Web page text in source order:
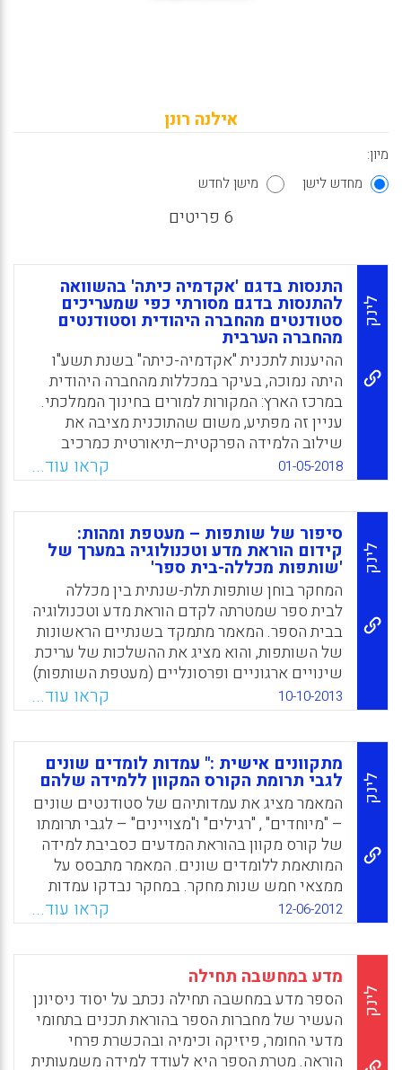
אילנה רונן
מיון:
מחדש לישן
מישן לחדש
6 פריטים
לינק
התנסות בדגם 'אקדמיה כיתה' בהשוואה
להתנסות בדגם מסורתי כפי שמעריכים
סטודנטים מהחברה היהודית וסטודנטים
מהחברה הערבית
ההיענות לתכנית "אקדמיה-כיתה" בשנת תשע"ו
היתה נמוכה, בעיקר במכללות מהחברה היהודית
במרכז הארץ: המקורות למורים בחינוך הממלכתי.
עניין זה מפתיע, משום שהתוכנית מציבה את
שילוב הלמידה הפרקטית–תיאורטית כמרכיב
מרכזי בהכשרה להוראה, ויכולה לסייע בפתרון
דילמות הקשורות בהתפתחות מקצועית של
הסטודנטים ובהכנה מיטבית לקראת עבודתם
כמורים.במטרה להבין את ההבדל בין התנסות
בדגם "אקדמיה כיתה" לבין התנסות בדגם מסורתי,
כפי שמעריכים סטודנטים מהחברה היהודית
וסטודנטים מהחברה הערבית, נוסחו השאלות
הבאות:
WhatsApp
Facebook
Email
X
01-05-2018 קראו עוד...
לינק
סיפור של שותפות – מעטפת ומהות:
קידום הוראת מדע וטכנולוגיה במערך של
'שותפות מכללה-בית ספר'
המחקר בוחן שותפות תלת-שנתית בין מכללה
לבית ספר שמטרתה לקדם הוראת מדע וטכנולוגיה
בבית הספר. המאמר מתמקד בשנתיים הראשונות
של השותפות, והוא מציג את ההשלכות של עריכת
שינויים ארגוניים ופרסונליים (מעטפת השותפות)
במהלך השותפות על השגת המטרות והיעדים
(מהות השותפות). בכל אחת משנות השותפות
הגיעו לבית הספר היסודי הנבחר שש סטודנטיות
בשנה השלישית להכשרתן בהוראת מדעים. כל
סטודנטית שובצה לכיתה מסוימת ולימדה בה
יומיים בשבוע – ביום האחד הוראה כוללת
בהנחיית מדריכה פדגוגית כוללת, וביום האחר
הוראת מדעים בהנחיית מדריכה פדגוגית בתחום
המדעים. המדריכות הפדגוגיות ליוו את
הסטודנטיות במשך כל שעות שהותן בבית הספר.
כמו כן ליוותה את הסטודנטיות המורה המאמנת,
מחנכת הכיתה ( אילנה רונן).
WhatsApp
Facebook
Email
X
10-10-2013 קראו עוד...
לינק
מתקוונים אישית :" עמדות לומדים שונים
לגבי תרומת הקורס המקוון ללמידה שלהם
המאמר מציג את עמדותיהם של סטודנטים שונים
– "מיוחדים" , "רגילים" ו"מצויינים" – לגבי תרומתו
של קורס מקוון בהוראת המדעים כסביבת למידה
המותאמת ללומדים שונים. המאמר מתבסס על
ממצאי חמש שנות מחקר. במחקר נבדקו עמדות
הסטודנטים כלפי היבטים שונים בקורס המקוון
והישגי הסטודנטים בקורס. במהלך הקורס נעשה
שימוש במגוון כלים מקוונים : מאגרי מידע ,
פורומים ,פריטי מולטימדיה , מעבדות מקוונות ,
תרגול מקוון , מטלות מקוונות , הודעות אלקטרוניות
ומפגשים סינכרוניים שכללו ייעוץ והרצאות.
במחקר נמצא כי הישגיהם של הסטודנטים
"המיוחדים" לא נפלו מאלה של עמיתיהם
12-06-2012 קראו עוד...
לינק
מדע במחשבה תחילה
הספר מדע במחשבה תחילה נכתב על יסוד ניסיונן
העשיר של מחברות הספר בהוראת תכנים בתחומי
מדעי החומר, פיזיקה וכימיה ובהכשרת פרחי
הוראה. מטרת הספר היא לעודד למידה משמעותית